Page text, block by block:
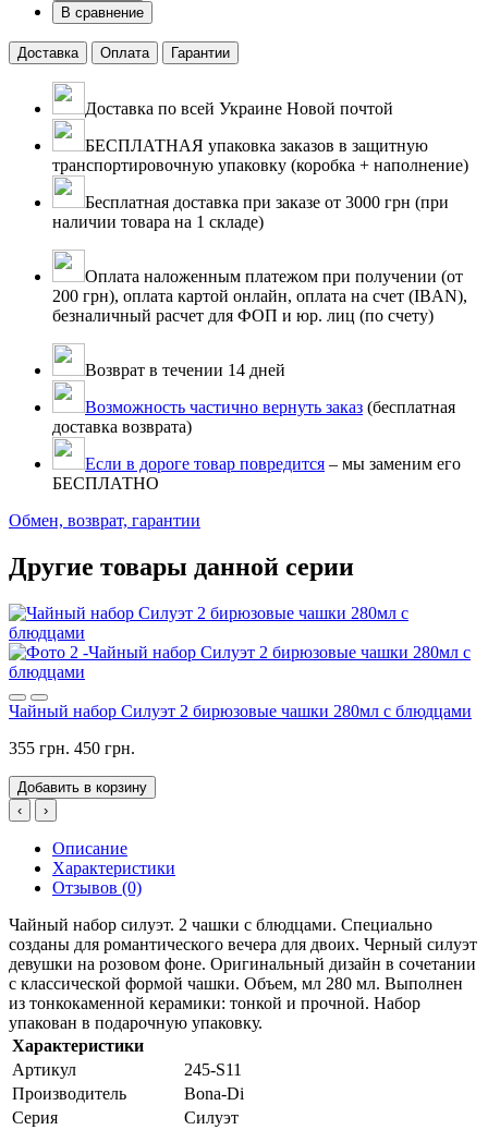
В сравнение
Доставка Оплата Гарантии
Доставка по всей Украине Новой почтой
БЕСПЛАТНАЯ упаковка заказов в защитную
транспортировочную упаковку (коробка + наполнение)
Бесплатная доставка при заказе от 3000 грн (при
наличии товара на 1 складе)
Оплата наложенным платежом при получении (от
200 грн), оплата картой онлайн, оплата на счет (IBAN),
безналичный расчет для ФОП и юр. лиц (по счету)
Возврат в течении 14 дней
Возможность частично вернуть заказ (бесплатная
доставка возврата)
Если в дороге товар повредится – мы заменим его
БЕСПЛАТНО
Обмен, возврат, гарантии
Другие товары данной серии
Чайный набор Силуэт 2 бирюзовые чашки 280мл с блюдцами
355 грн. 450 грн.
Добавить в корзину
‹
›
Описание
Характеристики
Отзывов (0)
Чайный набор силуэт. 2 чашки с блюдцами. Специально
созданы для романтического вечера для двоих. Черный силуэт
девушки на розовом фоне. Оригинальный дизайн в сочетании
с классической формой чашки. Объем, мл 280 мл. Выполнен
из тонкокаменной керамики: тонкой и прочной. Набор
упакован в подарочную упаковку.
Характеристики
Артикул
245-S11
Производитель
Bona-Di
Серия
Силуэт